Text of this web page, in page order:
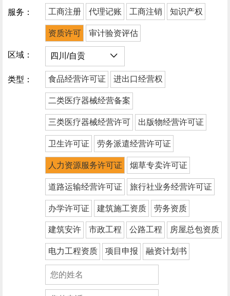
服务：
工商注册 代理记账 工商注销 知识产权
资质许可 审计验资评估
区域：
类型： 食品经营许可证 进出口经营权
二类医疗器械经营备案
三类医疗器械经营许可 出版物经营许可证
卫生许可证 劳务派遣经营许可证
人力资源服务许可证 烟草专卖许可证
道路运输经营许可证 旅行社业务经营许可证
办学许可证 建筑施工资质 劳务资质
建筑安许 市政工程 公路工程 房屋总包资质
电力工程资质 项目申报 融资计划书